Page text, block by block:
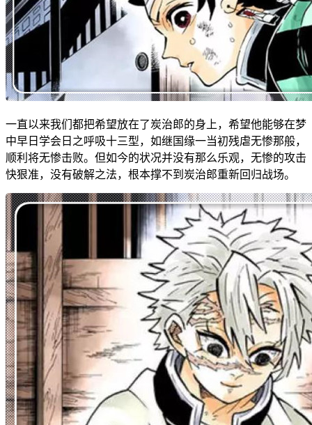
一直以来我们都把希望放在了炭治郎的身上，希望他能够在梦
中早日学会日之呼吸十三型，如继国缘一当初残虐无惨那般，
顺利将无惨击败。但如今的状况并没有那么乐观，无惨的攻击
快狠准，没有破解之法，根本撑不到炭治郎重新回归战场。